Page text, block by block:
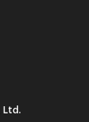
Ltd.